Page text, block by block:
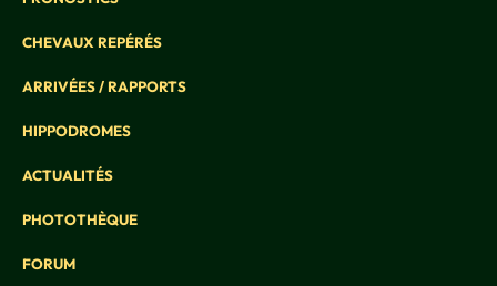
CHEVAUX REPÉRÉS
ARRIVÉES / RAPPORTS
HIPPODROMES
ACTUALITÉS
PHOTOTHÈQUE
FORUM